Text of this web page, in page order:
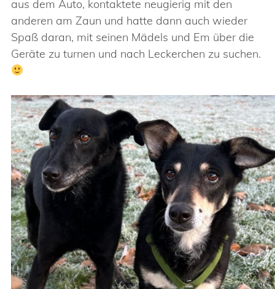
aus dem Auto, kontaktete neugierig mit den
anderen am Zaun und hatte dann auch wieder
Spaß daran, mit seinen Mädels und Em über die
Geräte zu turnen und nach Leckerchen zu suchen.